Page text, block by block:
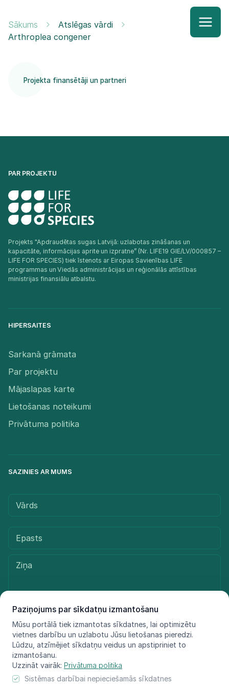
Paziņojums par sīkdatņu izmantošanu
Mūsu portālā tiek izmantotas sīkdatnes, lai optimizētu
vietnes darbību un uzlabotu Jūsu lietošanas pieredzi.
Lūdzu, atzīmējiet sīkdatņu veidus un apstipriniet to
izmantošanu.
Uzzināt vairāk: Privātuma politika
Sistēmas darbībai nepieciešamās sīkdatnes
Sākums
Atslēgas vārdi
Arthroplea congener
Projekta finansētāji un partneri
PAR PROJEKTU
Projekts "Apdraudētas sugas Latvijā: uzlabotas zināšanas un
kapacitāte, informācijas aprite un izpratne” (Nr. LIFE19 GIE/LV/000857 –
LIFE FOR SPECIES) tiek īstenots ar Eiropas Savienības LIFE
programmas un Viedās administrācijas un reģionālās attīstības
ministrijas finansiālu atbalstu.​
HIPERSAITES
Sarkanā grāmata
Par projektu
Mājaslapas karte
Lietošanas noteikumi
Privātuma politika
SAZINIES AR MUMS
Sūtīt ziņu